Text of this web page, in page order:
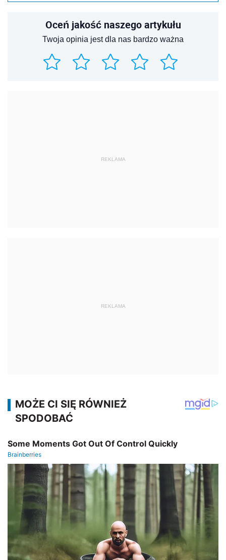
Oceń jakość naszego artykułu
Twoja opinia jest dla nas bardzo ważna
REKLAMA
REKLAMA